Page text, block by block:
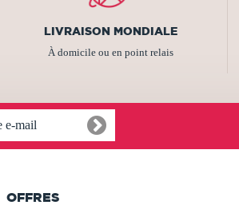
LIVRAISON MONDIALE
À domicile ou en point relais
OFFRES